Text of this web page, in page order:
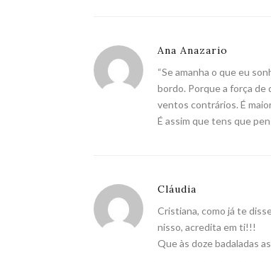
Ana Anazario
“Se amanha o que eu
bordo. Porque a força de
ventos contrários. É
É assim que tens que
Cláudia
Cristiana, como já te
nisso, acredita em ti!!!
Que às doze badaladas